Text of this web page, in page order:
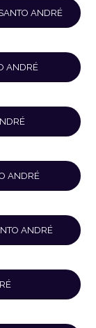
ANDRÉ
ANDRÉ
ANDRÉ
ANDRÉ